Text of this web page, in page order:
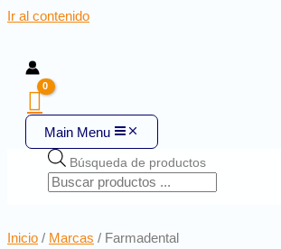
Ir al contenido
Main Menu
Búsqueda de productos
Inicio / Marcas / Farmadental